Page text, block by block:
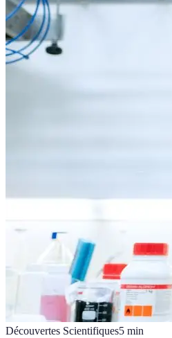
Découvertes Scientifiques5 min